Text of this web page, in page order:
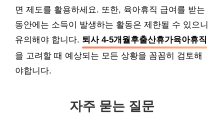
면 제도를 활용하세요. 또한, 육아휴직 급여를 받는
동안에는 소득이 발생하는 활동은 제한될 수 있으니
유의해야 합니다. 퇴사 4-5개월후출산휴가육아휴직
을 고려할 때 예상되는 모든 상황을 꼼꼼히 검토해
야합니다.
자주 묻는 질문